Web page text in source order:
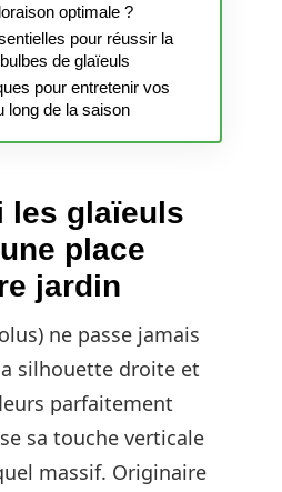
optimale ?
pour réussir la
de glaïeuls
pour entretenir vos
long de la saison
les glaïeuls
place
jardin
ne passe jamais
silhouette droite et
parfaitement
sa touche verticale
massif. Originaire